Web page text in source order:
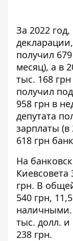
За 2022
декларации
получил
месяц), а в
тыс. 168
получил
958 грн в
депутата
зарплаты (в
618 грн
На
грн. В
540 грн,
наличными.
тыс. долл.
238 грн.